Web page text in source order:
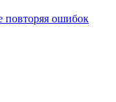
повторяя ошибок